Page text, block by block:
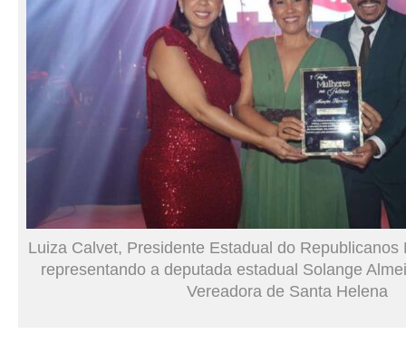
Luiza Calvet, Presidente Estadual do Republicanos
representando a deputada estadual Solange
Vereadora de Santa Helena